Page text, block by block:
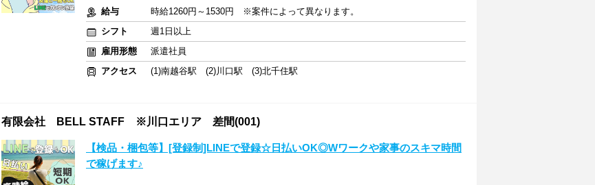
給与
時給1260円～1530円 ※案件によって異なります。
シフト
週1日以上
雇用形態
派遣社員
アクセス
(1)南越谷駅 (2)川口駅 (3)北千住駅
有限会社 BELL STAFF ※川口エリア 差間(001)
【検品・梱包等】[登録制]LINEで登録☆日払いOK◎Wワークや家事のスキマ時間
で稼げます♪